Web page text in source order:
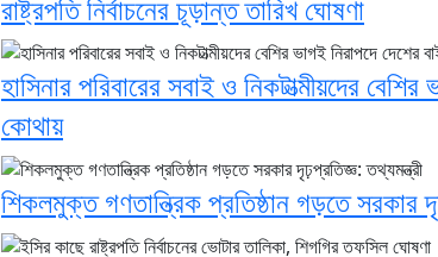
রাষ্ট্রপতি নির্বাচনের চূড়ান্ত তারিখ ঘোষণা
হাসিনার পরিবারের সবাই ও নিকটাত্মীয়দের
কোথায়
শিকলমুক্ত গণতান্ত্রিক প্রতিষ্ঠান গড়তে সরকার